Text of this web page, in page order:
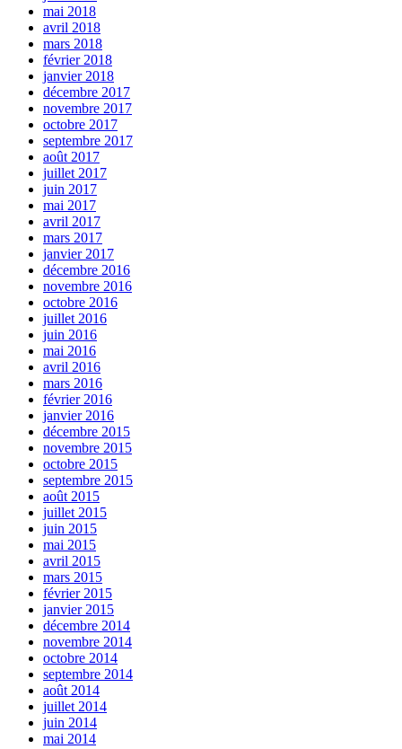
mai 2018
avril 2018
mars 2018
février 2018
janvier 2018
décembre 2017
novembre 2017
octobre 2017
septembre 2017
août 2017
juillet 2017
juin 2017
mai 2017
avril 2017
mars 2017
janvier 2017
décembre 2016
novembre 2016
octobre 2016
juillet 2016
juin 2016
mai 2016
avril 2016
mars 2016
février 2016
janvier 2016
décembre 2015
novembre 2015
octobre 2015
septembre 2015
août 2015
juillet 2015
juin 2015
mai 2015
avril 2015
mars 2015
février 2015
janvier 2015
décembre 2014
novembre 2014
octobre 2014
septembre 2014
août 2014
juillet 2014
juin 2014
mai 2014